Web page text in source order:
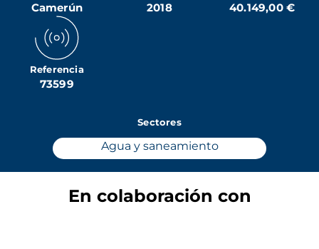
Camerún 2018 40.149,00 €
Referencia
73599
Sectores
Agua y saneamiento
En colaboración con